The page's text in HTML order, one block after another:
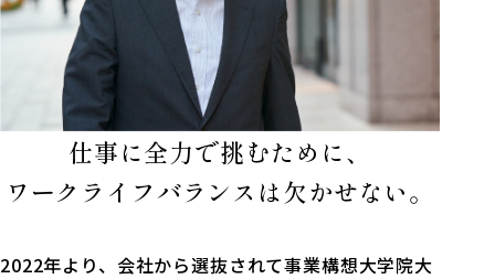
仕事に全力で挑むために、
ワークライフバランスは欠かせない。
2022年より、会社から選抜されて事業構想大学院大